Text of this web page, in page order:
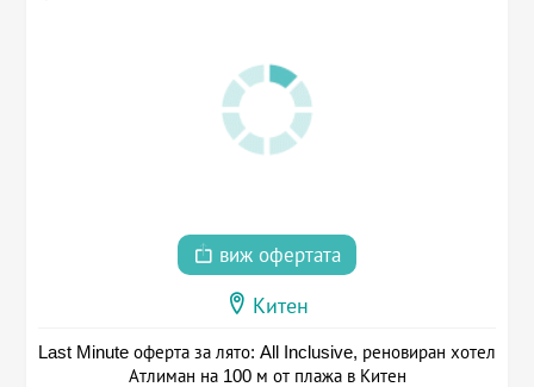
виж офертата
Китен
Last Minute оферта за лято: All Inclusive, реновиран хотел
Атлиман на 100 м от плажа в Китен